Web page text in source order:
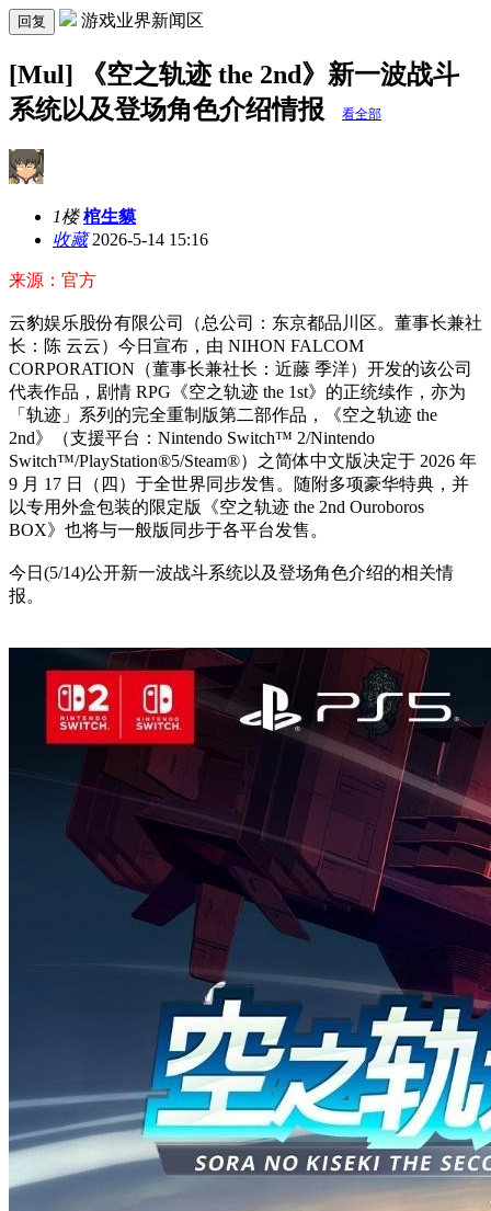
回复 游戏业界新闻区
[Mul] 《空之轨迹 the 2nd》新一波战斗
系统以及登场角色介绍情报
看全部
1楼 棺生貘
收藏2026-5-14 15:16
来源：官方
云豹娱乐股份有限公司（总公司：东京都品川区。董事长兼社
长：陈 云云）今日宣布，由 NIHON FALCOM
CORPORATION（董事长兼社长：近藤 季洋）开发的该公司
代表作品，剧情 RPG《空之轨迹 the 1st》的正统续作，亦为
「轨迹」系列的完全重制版第二部作品，《空之轨迹 the
2nd》（支援平台：Nintendo Switch™ 2/Nintendo
Switch™/PlayStation®5/Steam®）之简体中文版决定于 2026 年
9 月 17 日（四）于全世界同步发售。随附多项豪华特典，并
以专用外盒包装的限定版《空之轨迹 the 2nd Ouroboros
BOX》也将与一般版同步于各平台发售。
今日(5/14)公开新一波战斗系统以及登场角色介绍的相关情
报。